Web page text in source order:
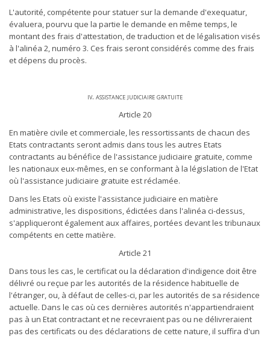
L'autorité, compétente pour statuer sur la demande d'exequatur,
évaluera, pourvu que la partie le demande en même temps, le
montant des frais d'attestation, de traduction et de légalisation visés
à l'alinéa 2, numéro 3. Ces frais seront considérés comme des frais
et dépens du procès.
iv. assistance judiciaire gratuite
Article 20
En matière civile et commerciale, les ressortissants de chacun des
Etats contractants seront admis dans tous les autres Etats
contractants au bénéfice de l'assistance judiciaire gratuite, comme
les nationaux eux-mêmes, en se conformant à la législation de l'Etat
où l'assistance judiciaire gratuite est réclamée.
Dans les Etats où existe l'assistance judiciaire en matière
administrative, les dispositions, édictées dans l'alinéa ci-dessus,
s'appliqueront également aux affaires, portées devant les tribunaux
compétents en cette matière.
Article 21
Dans tous les cas, le certificat ou la déclaration d'indigence doit être
délivré ou reçue par les autorités de la résidence habituelle de
l'étranger, ou, à défaut de celles-ci, par les autorités de sa résidence
actuelle. Dans le cas où ces dernières autorités n'appartiendraient
pas à un Etat contractant et ne recevraient pas ou ne délivreraient
pas des certificats ou des déclarations de cette nature, il suffira d'un